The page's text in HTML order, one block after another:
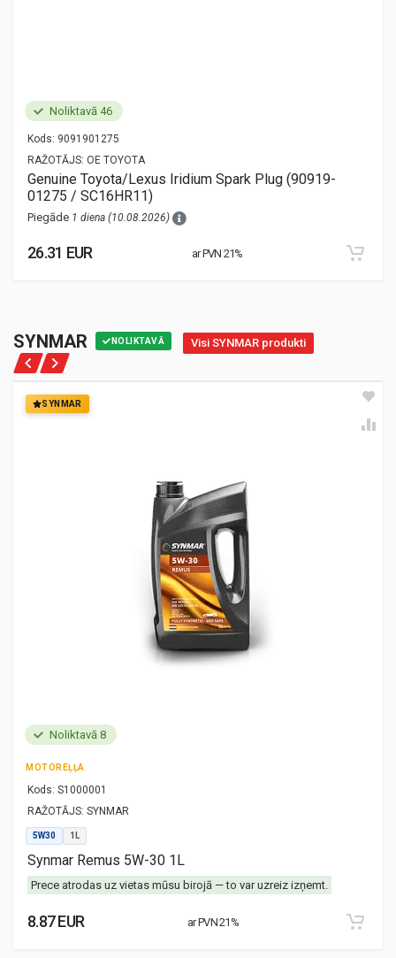
Noliktavā 46
Kods: 9091901275
RAŽOTĀJS: OE TOYOTA
Genuine Toyota/Lexus Iridium Spark Plug (90919-
01275 / SC16HR11)
Piegāde 1 diena (10.08.2026)
26.31 EUR ar PVN 21%
SYNMAR NOLIKTAVĀ Visi SYNMAR produkti
SYNMAR
Noliktavā 8
MOTOREĻĻA
Kods: S1000001
RAŽOTĀJS: SYNMAR
5W30 1L
Synmar Remus 5W-30 1L
Prece atrodas uz vietas mūsu birojā — to var uzreiz izņemt.
8.87 EUR ar PVN 21%